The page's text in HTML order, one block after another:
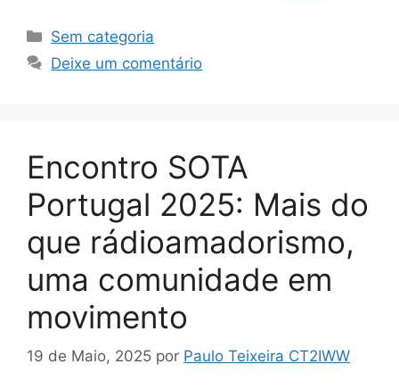
Categorias
Sem categoria
Deixe um comentário
Encontro SOTA
Portugal 2025: Mais do
que rádioamadorismo,
uma comunidade em
movimento
19 de Maio, 2025 por Paulo Teixeira CT2IWW